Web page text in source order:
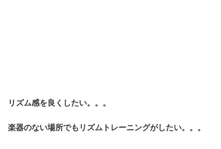
リズム感を良くしたい。。。
楽器のない場所でもリズムトレーニングがしたい。。。